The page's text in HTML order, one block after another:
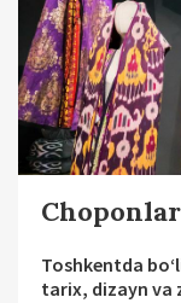
Toshkentda
tarix, dizayn va